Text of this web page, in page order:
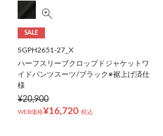
SALE
SGPH2651-27_X
ハーフスリーブクロップドジャケットワ
イドパンツスーツ/ブラック※裾上げ済仕
様
¥20,900
WEB価格¥16,720 税込